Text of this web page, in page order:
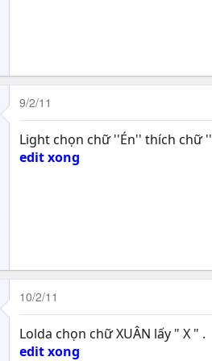
9/2/11
Light chọn chữ ''Én'' thích chữ
edit xong
10/2/11
Lolda chọn chữ XUÂN lấy " X " .
edit xong